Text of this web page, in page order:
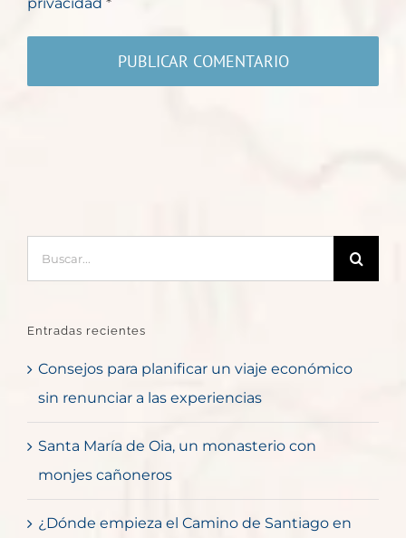
Entradas recientes
Consejos para planificar un viaje económico
sin renunciar a las experiencias
Santa María de Oia, un monasterio con
monjes cañoneros
¿Dónde empieza el Camino de Santiago en